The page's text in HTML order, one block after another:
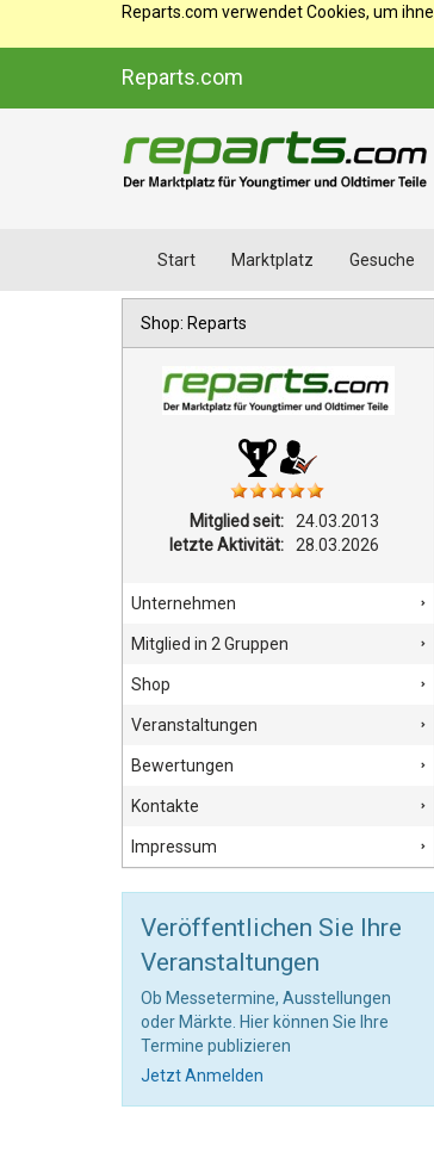
Reparts.com verwendet Cookies, um
Reparts.com
Start Marktplatz Gesuche
Shop: Reparts
Mitglied seit:
24.03.2013
letzte Aktivität:
28.03.2026
Unternehmen
Mitglied in 2 Gruppen
Shop
Veranstaltungen
Bewertungen
Kontakte
Impressum
Veröffentlichen Sie Ihre
Veranstaltungen
Ob Messetermine, Ausstellungen
oder Märkte. Hier können Sie Ihre
Termine publizieren
Jetzt Anmelden